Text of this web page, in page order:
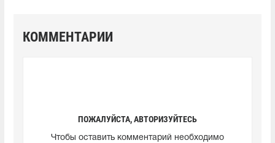
КОММЕНТАРИИ
ПОЖАЛУЙСТА, АВТОРИЗУЙТЕСЬ
Чтобы оставить комментарий необходимо